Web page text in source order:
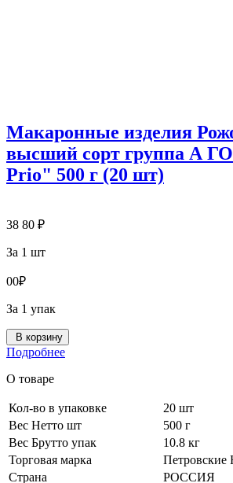
Макаронные изделия
высший сорт группа А
Prio" 500 г (20 шт)
38 80 ₽
За 1 шт
00₽
За 1 упак
В корзину
Подробнее
О товаре
Кол-во в упаковке
20 шт
Вес Нетто шт
500 г
Вес Брутто упак
10.8 кг
Торговая марка
Страна
РОССИЯ